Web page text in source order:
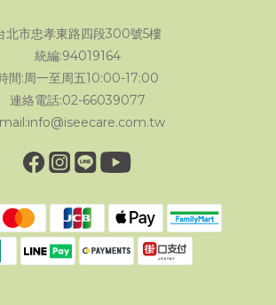
北市忠孝東路四段300號5樓
統編:94019164
間:周一至周五10:00-17:00
連絡電話:02-66039077